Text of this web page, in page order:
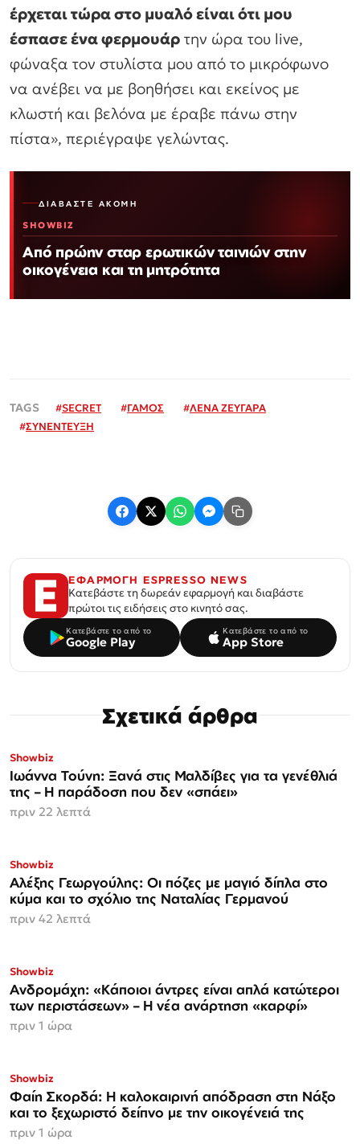
έρχεται τώρα στο µυαλό είναι ότι µου
έσπασε ένα φερµουάρ την ώρα του live,
φώναξα τον στυλίστα µου από το µικρόφωνο
να ανέβει να µε βοηθήσει και εκείνος µε
κλωστή και βελόνα µε έραβε πάνω στην
πίστα», περιέγραψε γελώντας.
ΔΙΑΒΆΣΤΕ ΑΚΌΜΗ
SHOWBIZ
Από πρώην σταρ ερωτικών ταινιών στην
οικογένεια και τη μητρότητα
#SECRET #ΓΑΜΟΣ #ΛΕΝΑ ΖΕΥΓΑΡΑ
#ΣΥΝΕΝΤΕΥΞΗ
ΕΦΑΡΜΟΓΗ ESPRESSO NEWS
Κατεβάστε τη δωρεάν εφαρμογή και διαβάστε
πρώτοι τις ειδήσεις στο κινητό σας.
Κατεβάστε το από το
Google Play
Κατεβάστε το από το
App Store
Σχετικά άρθρα
Showbiz
Ιωάννα Τούνη: Ξανά στις Μαλδίβες για τα γενέθλιά
της – Η παράδοση που δεν «σπάει»
πριν 22 λεπτά
Showbiz
Αλέξης Γεωργούλης: Οι πόζες με μαγιό δίπλα στο
κύμα και το σχόλιο της Ναταλίας Γερμανού
πριν 42 λεπτά
Showbiz
Ανδρομάχη: «Κάποιοι άντρες είναι απλά κατώτεροι
των περιστάσεων» – Η νέα ανάρτηση «καρφί»
πριν 1 ώρα
Showbiz
Φαίη Σκορδά: Η καλοκαιρινή απόδραση στη Νάξο
και το ξεχωριστό δείπνο με την οικογένειά της
πριν 1 ώρα